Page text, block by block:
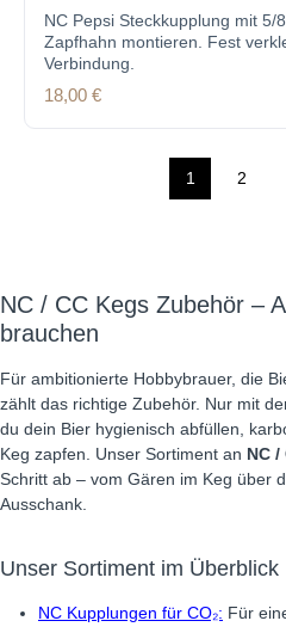
NC Pepsi Steckkupplung mit 5/
Zapfhahn montieren. Fest
Verbindung.
Regulärer Preis:
18,00 €
Seite
1
Seite
2
NC / CC Kegs Zubehör –
brauchen
Für ambitionierte Hobbybrauer, die
zählt das richtige Zubehör. Nur mit
du dein Bier hygienisch abfüllen,
Keg zapfen. Unser Sortiment an NC
Schritt ab – vom Gären im Keg über
Ausschank.
Unser Sortiment im Überblick
NC Kupplungen für CO₂: Für